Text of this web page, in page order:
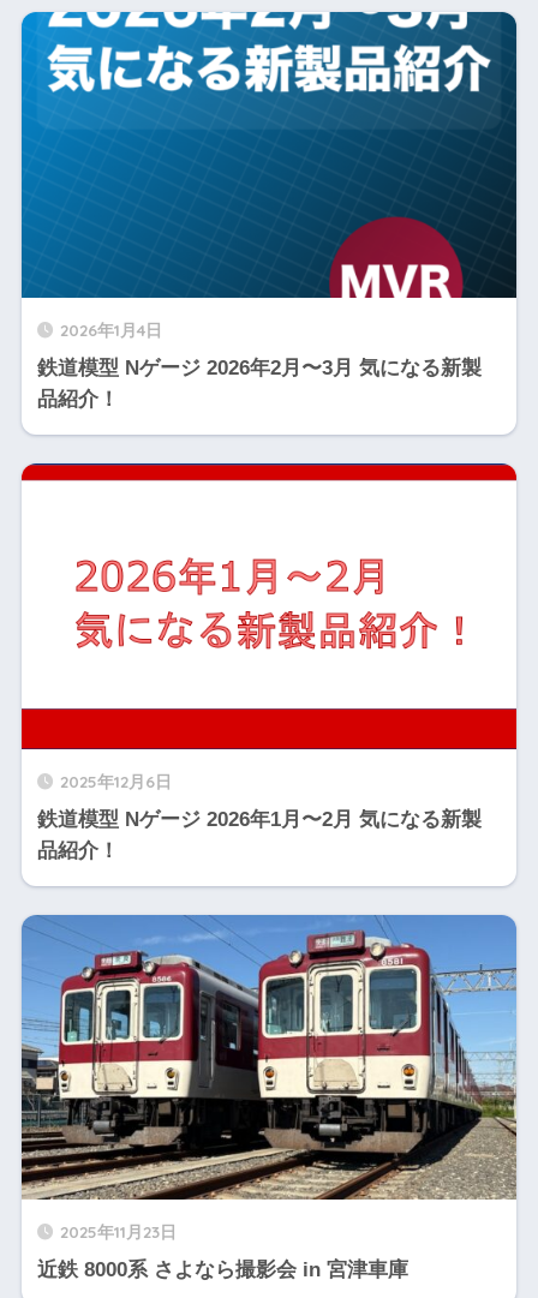
2026年1月4日
鉄道模型 Nゲージ 2026年2月〜3月 気になる新製
品紹介！
2025年12月6日
鉄道模型 Nゲージ 2026年1月〜2月 気になる新製
品紹介！
2025年11月23日
近鉄 8000系 さよなら撮影会 in 宮津車庫